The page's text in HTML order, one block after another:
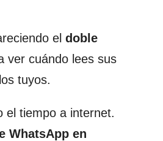
el doble
ver cuándo lees sus
tuyos.
el tiempo a internet.
WhatsApp en